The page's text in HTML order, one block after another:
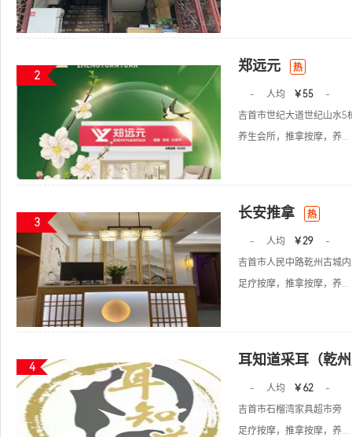
2
郑远元 热
- 人均 ￥55
-
吉首市世纪大道世纪山水5
养生会所，推拿按摩，养...
3
长安推拿 热
- 人均 ￥29
-
吉首市人民中路乾州古城
足疗按摩，推拿按摩，养...
4 耳知道采耳（乾
- 人均 ￥62
-
吉首市石榴湾家具超市旁
足疗按摩，推拿按摩，养...